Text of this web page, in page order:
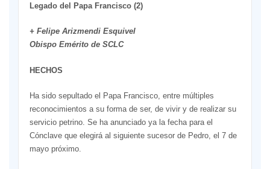
Legado del Papa Francisco (2)
+ Felipe Arizmendi Esquivel
Obispo Emérito de SCLC
HECHOS
Ha sido sepultado el Papa Francisco, entre múltiples
reconocimientos a su forma de ser, de vivir y de realizar su
servicio petrino. Se ha anunciado ya la fecha para el
Cónclave que elegirá al siguiente sucesor de Pedro, el 7 de
mayo próximo.